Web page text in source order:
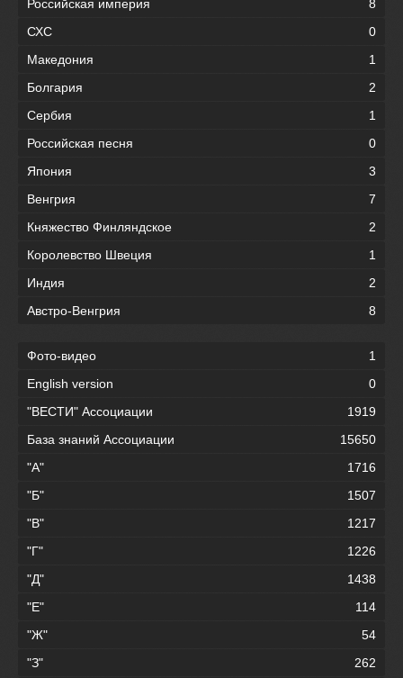
Российская империя
8
СХС
0
Македония
1
Болгария
2
Сербия
1
Российская песня
0
Япония
3
Венгрия
7
Княжество Финляндское
2
Королевство Швеция
1
Индия
2
Австро-Венгрия
8
Фото-видео
1
English version
0
"ВЕСТИ" Ассоциации
1919
База знаний Ассоциации
15650
"А"
1716
"Б"
1507
"В"
1217
"Г"
1226
"Д"
1438
"Е"
114
"Ж"
54
"З"
262